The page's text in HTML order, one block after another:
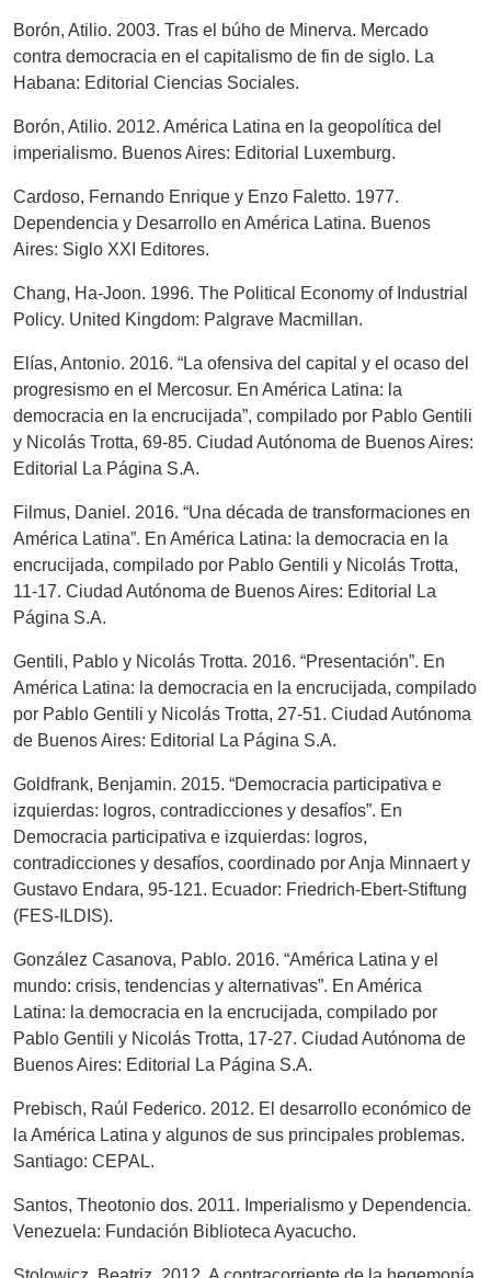
Borón, Atilio. 2003. Tras el búho de Minerva. Mercado
contra democracia en el capitalismo de fin de siglo. La
Habana: Editorial Ciencias Sociales.
Borón, Atilio. 2012. América Latina en la geopolítica del
imperialismo. Buenos Aires: Editorial Luxemburg.
Cardoso, Fernando Enrique y Enzo Faletto. 1977.
Dependencia y Desarrollo en América Latina. Buenos
Aires: Siglo XXI Editores.
Chang, Ha-Joon. 1996. The Political Economy of Industrial
Policy. United Kingdom: Palgrave Macmillan.
Elías, Antonio. 2016. “La ofensiva del capital y el ocaso del
progresismo en el Mercosur. En América Latina: la
democracia en la encrucijada”, compilado por Pablo Gentili
y Nicolás Trotta, 69-85. Ciudad Autónoma de Buenos Aires:
Editorial La Página S.A.
Filmus, Daniel. 2016. “Una década de transformaciones en
América Latina”. En América Latina: la democracia en la
encrucijada, compilado por Pablo Gentili y Nicolás Trotta,
11-17. Ciudad Autónoma de Buenos Aires: Editorial La
Página S.A.
Gentili, Pablo y Nicolás Trotta. 2016. “Presentación”. En
América Latina: la democracia en la encrucijada, compilado
por Pablo Gentili y Nicolás Trotta, 27-51. Ciudad Autónoma
de Buenos Aires: Editorial La Página S.A.
Goldfrank, Benjamin. 2015. “Democracia participativa e
izquierdas: logros, contradicciones y desafíos”. En
Democracia participativa e izquierdas: logros,
contradicciones y desafíos, coordinado por Anja Minnaert y
Gustavo Endara, 95-121. Ecuador: Friedrich-Ebert-Stiftung
(FES-ILDIS).
González Casanova, Pablo. 2016. “América Latina y el
mundo: crisis, tendencias y alternativas”. En América
Latina: la democracia en la encrucijada, compilado por
Pablo Gentili y Nicolás Trotta, 17-27. Ciudad Autónoma de
Buenos Aires: Editorial La Página S.A.
Prebisch, Raúl Federico. 2012. El desarrollo económico de
la América Latina y algunos de sus principales problemas.
Santiago: CEPAL.
Santos, Theotonio dos. 2011. Imperialismo y Dependencia.
Venezuela: Fundación Biblioteca Ayacucho.